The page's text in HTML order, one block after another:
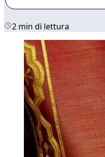
2 min di lettura